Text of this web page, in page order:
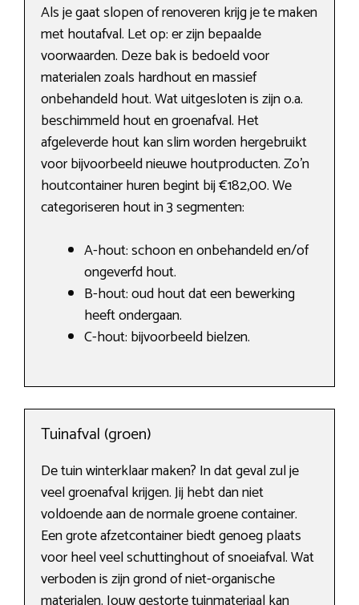
Als je gaat slopen of renoveren krijg je te maken
met houtafval. Let op: er zijn bepaalde
voorwaarden. Deze bak is bedoeld voor
materialen zoals hardhout en massief
onbehandeld hout. Wat uitgesloten is zijn o.a.
beschimmeld hout en groenafval. Het
afgeleverde hout kan slim worden hergebruikt
voor bijvoorbeeld nieuwe houtproducten. Zo’n
houtcontainer huren begint bij €182,00. We
categoriseren hout in 3 segmenten:
A-hout: schoon en onbehandeld en/of
ongeverfd hout.
B-hout: oud hout dat een bewerking
heeft ondergaan.
C-hout: bijvoorbeeld bielzen.
Tuinafval (groen)
De tuin winterklaar maken? In dat geval zul je
veel groenafval krijgen. Jij hebt dan niet
voldoende aan de normale groene container.
Een grote afzetcontainer biedt genoeg plaats
voor heel veel schuttinghout of snoeiafval. Wat
verboden is zijn grond of niet-organische